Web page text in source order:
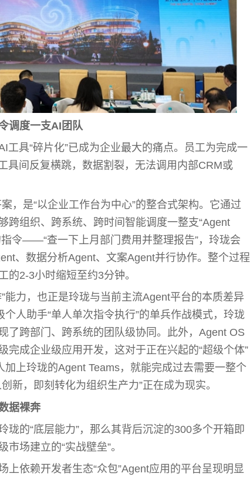
调度一支AI团队
工具“碎片化”已成为企业最大的痛点。员工为完成一
具间反复横跳，数据割裂，无法调用内部CRM或
，是“以企业工作台为中心”的整合式架构。它通过
跨组织、跨系统、跨时间智能调度一整支“Agent
令——“查一下上月部门费用并整理报告”，玲珑会
、数据分析Agent、文案Agent并行协作。整个过程
的2-3小时缩短至约3分钟。
能力，也正是玲珑与当前主流Agent平台的本质差异
人助手“单人单次指令执行”的单兵作战模式，玲珑
了跨部门、跨系统的团队级协同。此外，Agent OS
完成企业级应用开发，这对于正在兴起的“超级个体”
加上玲珑的Agent Teams，就能完成过去需要一整个
新，即刻转化为组织生产力”正在成为现实。
据裸奔
珑的“底层能力”，那么其背后沉淀的300多个开箱即
场建立的“实战壁垒”。
上依赖开发者生态“众包”Agent应用的平台呈现明显